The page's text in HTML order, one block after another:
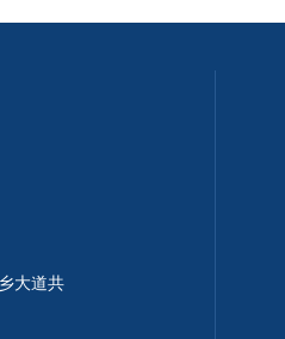
大道共